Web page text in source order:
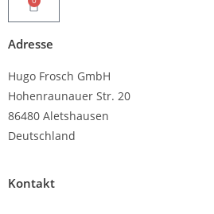
Adresse
Hugo Frosch GmbH
Hohenraunauer Str. 20
86480 Aletshausen
Deutschland
Kontakt